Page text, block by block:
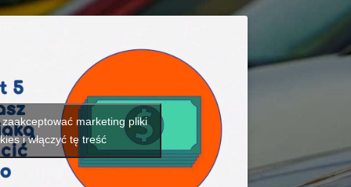
marketing pliki
i włączyć tę treść